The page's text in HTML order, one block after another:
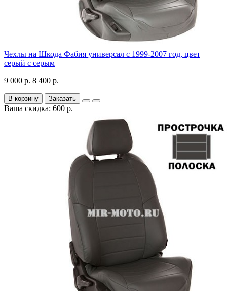
Чехлы на Шкода Фабия универсал с 1999-2007 год, цвет
серый с серым
9 000 р. 8 400 р.
В корзину Заказать
Ваша скидка: 600 р.